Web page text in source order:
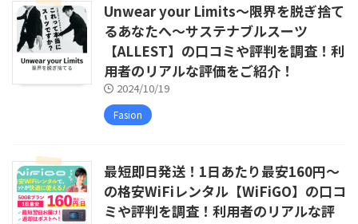
Unwear your Limits〜限界を脱ぎ捨て
るあなたへ〜サステナブルスーツ
【ALLEST】の口コミや評判を調査！利
用者のリアルな評価をご紹介！
2024/10/19
Fasion
最短即日発送！1日あたり最安160円〜
の格安WiFiレンタル【WiFiGO】の口コ
ミや評判を調査！利用者のリアルな評